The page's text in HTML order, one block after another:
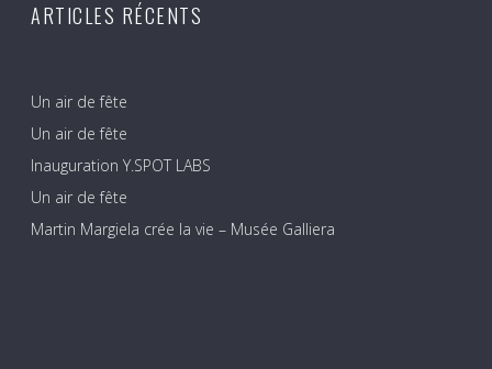
ARTICLES RÉCENTS
Un air de fête
Un air de fête
Inauguration Y.SPOT LABS
Un air de fête
Martin Margiela crée la vie – Musée Galliera